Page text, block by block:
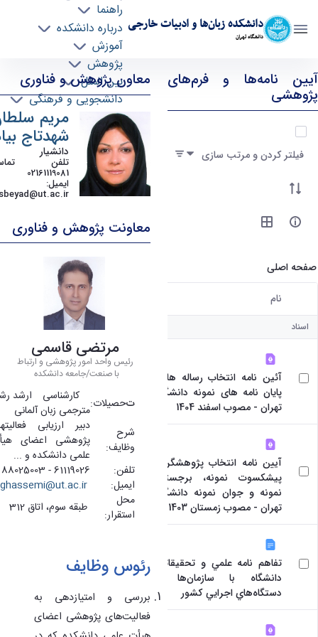
دانشکده زبان‌ها و ادبیات خارجی
دانشگاه تهران
راهنما
درباره دانشکده
آموزش
پژوهش
بین الملل
دانشجویی و فرهنگی
پژوهش و فناوری - ffll- دانشکده زبانها و ادبیات
خارجی
آیین نامه‌ها و فرم‌های
پژوهشی
آیتم ها را انتخاب کنید
فیلتر کردن و مرتب سازی
صفحه اصلی
کاربر انتخاب شده
نام
اسناد
آئین نامه انتخاب رساله ها -
پایان نامه های نمونه دانشگاه
تهران - مصوب اسفند 1404
آیین نامه انتخاب پژوهشگران
پیشکسوت نمونه، برجسته،
نمونه و جوان نمونه دانشگاه
تهران - مصوب زمستان 1403
تفاهم نامه علمي و تحقيقاتي
دانشگاه با سازمان‌ها و
دستگاه‌هاي اجرايي كشور
معاون پژوهش و فناوری
مریم
شهدتاج
دانشیار
تلفن
02161119081
ایمیل:
معاونت پژوهش و فناوری
مرتضی قاسمی
رئیس واحد امور پژوهشی و ارتباط
با صنعت/جامعه دانشکده
تحصیلات: کارشناسی­ ارشد
مترجمی زبان آلمانی
شرح
وظایف:
دبیر ارزیابی
پژوهشی اعضای
علمی دانشکده و ...
تلفن:
61119026 - 88025003
ایمیل:
محل
استقرار:
طبقه سوم، اتاق 312
رئوس وظایف
بررسی و امتیازدهی به
فعالیت‌­های پژوهشی اعضای